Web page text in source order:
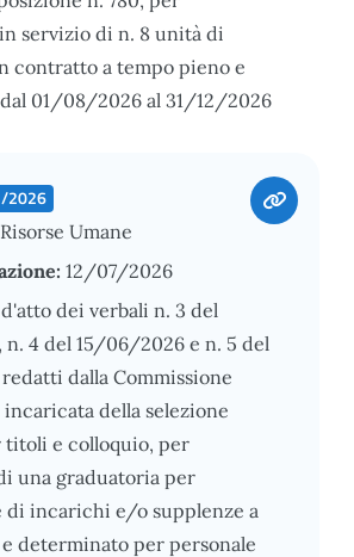
servizio di n. 8 unità di
contratto a tempo pieno e
01/08/2026 al 31/12/2026
2026
Umane
12/07/2026
d'atto dei verbali n. 3 del
4 del 15/06/2026 e n. 5 del
dalla Commissione
della selezione
titoli e colloquio, per
una graduatoria per
di incarichi e/o supplenze a
determinato per personale